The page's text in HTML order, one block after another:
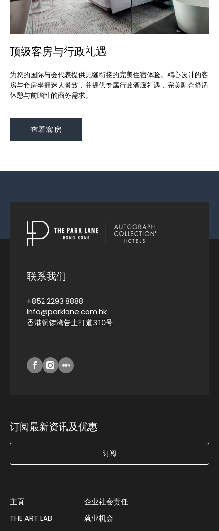
顶级客房与行政礼遇
为您的国际与会代表提供无缝衔接的完美住宿体验。精心设计的客
房与套房坐拥迷人景致，并提供专属行政酒廊礼遇，完美融合舒适
休憩与前瞻性的商务需求。
查看客房
联系我们
+852 2293 8888
info@parklane.com.hk
香港铜锣湾告士打道310号
订阅最新资讯及优惠
订阅
主頁
企业社会责任
THE ART LAB
就业机会